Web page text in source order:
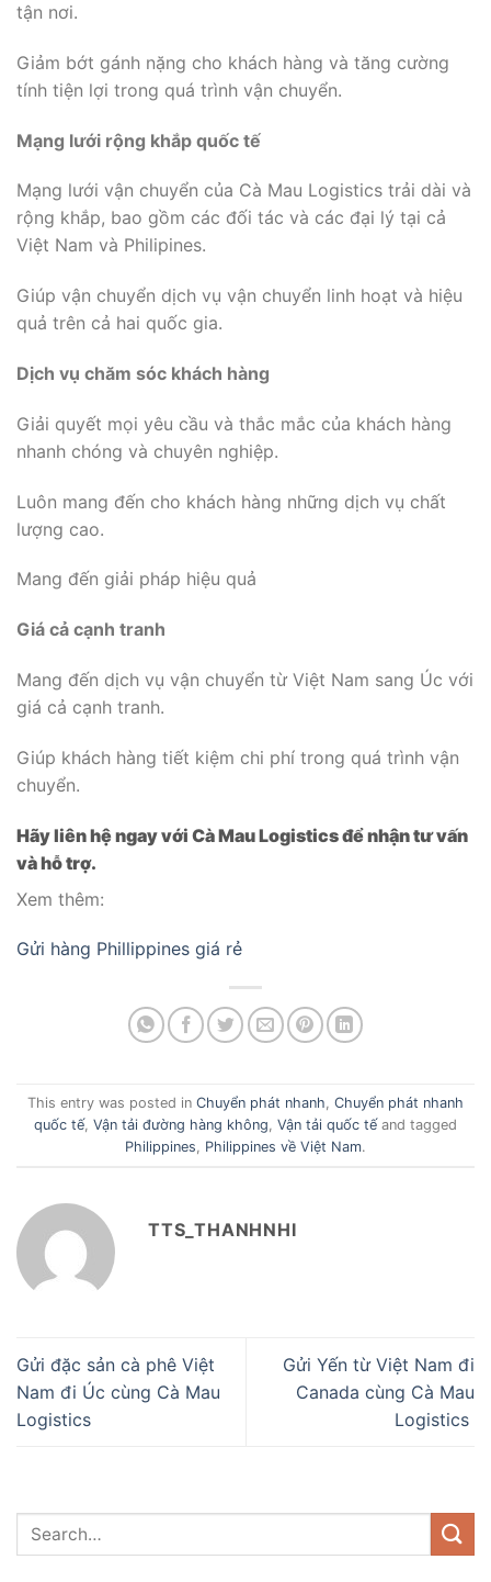
tận nơi.
Giảm bớt gánh nặng cho khách hàng và tăng cường
tính tiện lợi trong quá trình vận chuyển.
Mạng lưới rộng khắp quốc tế
Mạng lưới vận chuyển của Cà Mau Logistics trải dài và
rộng khắp, bao gồm các đối tác và các đại lý tại cả
Việt Nam và Philipines.
Giúp vận chuyển dịch vụ vận chuyển linh hoạt và hiệu
quả trên cả hai quốc gia.
Dịch vụ chăm sóc khách hàng
Giải quyết mọi yêu cầu và thắc mắc của khách hàng
nhanh chóng và chuyên nghiệp.
Luôn mang đến cho khách hàng những dịch vụ chất
lượng cao.
Mang đến giải pháp hiệu quả
Giá cả cạnh tranh
Mang đến dịch vụ vận chuyển từ Việt Nam sang Úc với
giá cả cạnh tranh.
Giúp khách hàng tiết kiệm chi phí trong quá trình vận
chuyển.
Hãy liên hệ ngay với Cà Mau Logistics để nhận tư vấn
và hỗ trợ.
Xem thêm:
Gửi hàng Phillippines giá rẻ
This entry was posted in Chuyển phát nhanh Chuyển phát nhanh
quốc tế Vận tải đường hàng không Vận tải quốc tế and tagged
Philippines
Philippines về Việt Nam.
TTS_THANHNHI
Gửi đặc sản cà phê Việt
Nam đi Úc cùng Cà Mau
Logistics
Gửi Yến từ Việt Nam đi
Canada cùng Cà Mau
Logistics